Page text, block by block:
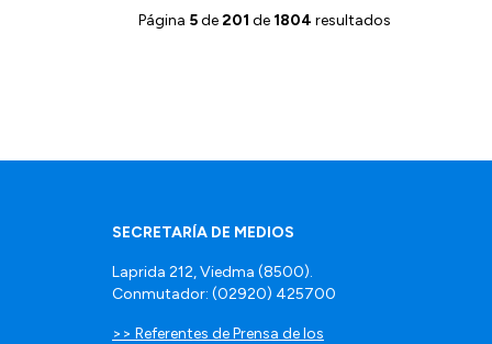
Página 5de201 de 1804 resultados
SECRETARÍA DE MEDIOS
Laprida 212, Viedma (8500).
Conmutador: (02920) 425700
>> Referentes de Prensa de los